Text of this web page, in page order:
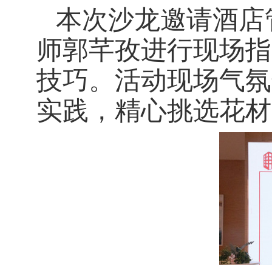
本次沙龙邀请酒
师郭芊孜进行现场
技巧。活动现场气
实践，精心挑选花